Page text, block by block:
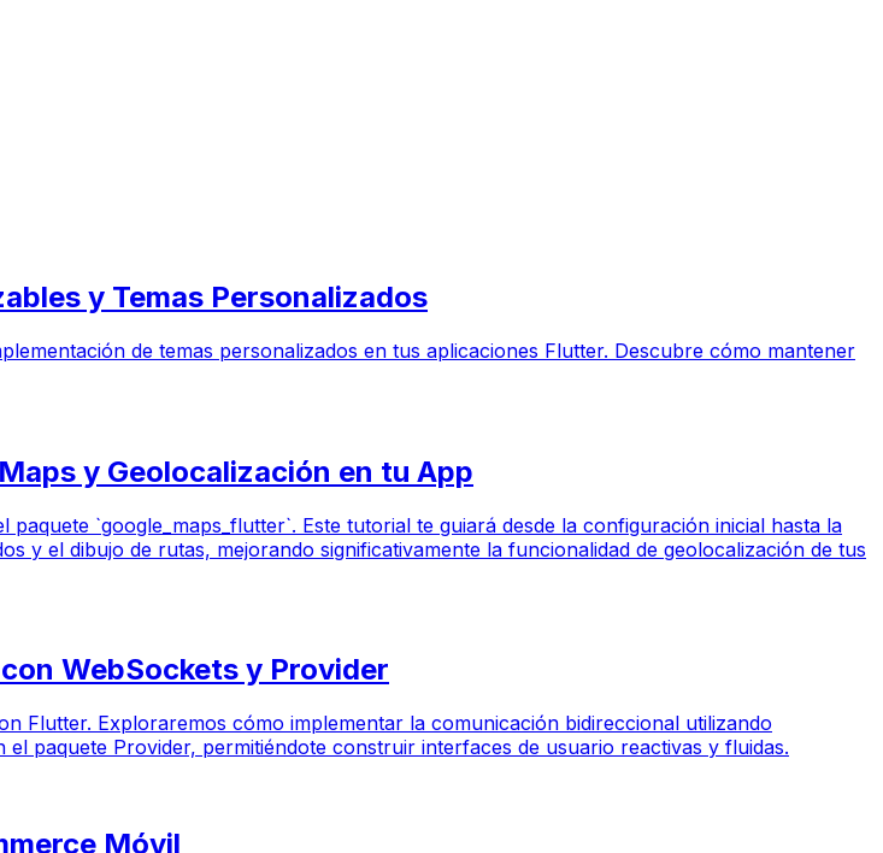
y Temas Personalizados
de temas personalizados en tus aplicaciones Flutter. Descubre cómo mantener
y Geolocalización en tu App
`google_maps_flutter`. Este tutorial te guiará desde la configuración inicial hasta la
y el dibujo de rutas, mejorando significativamente la funcionalidad de geolocalización de tus
WebSockets y Provider
Flutter. Exploraremos cómo implementar la comunicación bidireccional utilizando
paquete Provider, permitiéndote construir interfaces de usuario reactivas y fluidas.
Móvil